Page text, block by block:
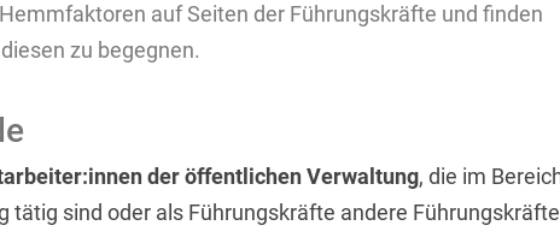
auf Seiten der Führungskräfte und finden
zu begegnen.
der öffentlichen Verwaltung, die im
tätig sind oder als Führungskräfte andere